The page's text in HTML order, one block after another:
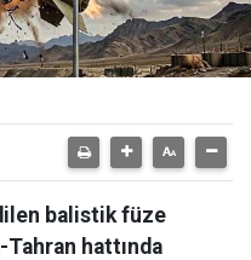
balistik füze
Tahran hattında